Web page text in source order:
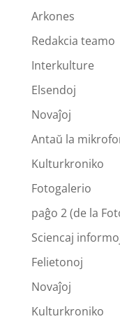
Arkones
Redakcia teamo
Interkulture
Elsendoj
Novaĵoj
Antaŭ la
Kulturkroniko
Fotogalerio
paĝo 2 (de la
Sciencaj
Felietonoj
Novaĵoj
Kulturkroniko